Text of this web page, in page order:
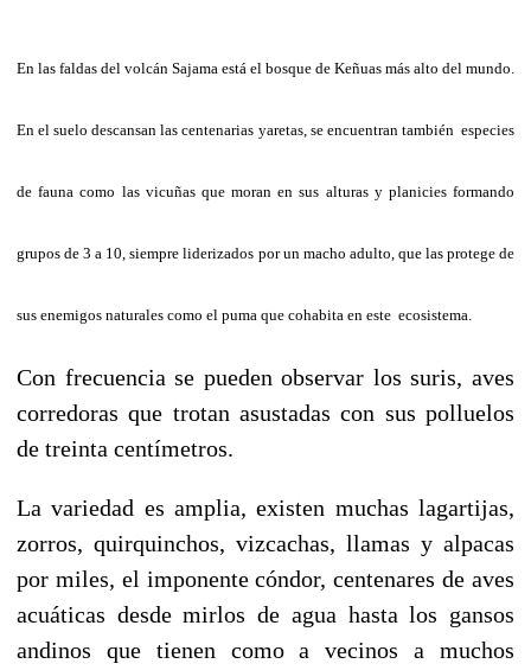
En las faldas del volcán Sajama está el bosque de Keñuas más alto del mundo.
En el suelo descansan las centenarias yaretas, se encuentran también especies
de fauna como las vicuñas que moran en sus alturas y planicies formando
grupos de 3 a 10, siempre liderizados por un macho adulto, que las protege de
sus enemigos naturales como el puma que cohabita en este ecosistema.
Con frecuencia se pueden observar los suris, aves
corredoras que trotan asustadas con sus polluelos
de treinta centímetros.
La variedad es amplia, existen muchas lagartijas,
zorros, quirquinchos, vizcachas, llamas y alpacas
por miles, el imponente cóndor, centenares de aves
acuáticas desde mirlos de agua hasta los gansos
andinos que tienen como a vecinos a muchos